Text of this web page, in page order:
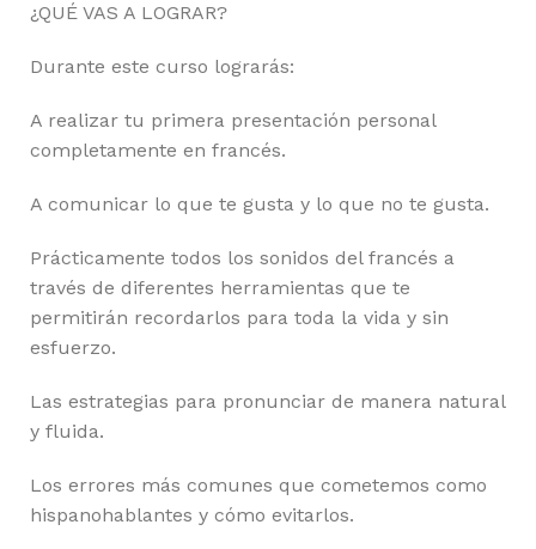
¿QUÉ VAS A LOGRAR?
Durante este curso lograrás:
A realizar tu primera presentación personal
completamente en francés.
A comunicar lo que te gusta y lo que no te gusta.
Prácticamente todos los sonidos del francés a
través de diferentes herramientas que te
permitirán recordarlos para toda la vida y sin
esfuerzo.
Las estrategias para pronunciar de manera natural
y fluida.
Los errores más comunes que cometemos como
hispanohablantes y cómo evitarlos.